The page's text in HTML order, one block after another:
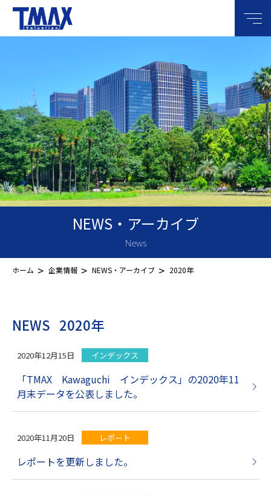
メ
NEWS・アーカイブ
News
ホーム > 企業情報 > NEWS・アーカイブ > 2020年
NEWS 2020年
2020年12月15日 インデックス
「TMAX Kawaguchi インデックス」の2020年11
月末データを公表しました。
2020年11月20日 レポート
レポートを更新しました。